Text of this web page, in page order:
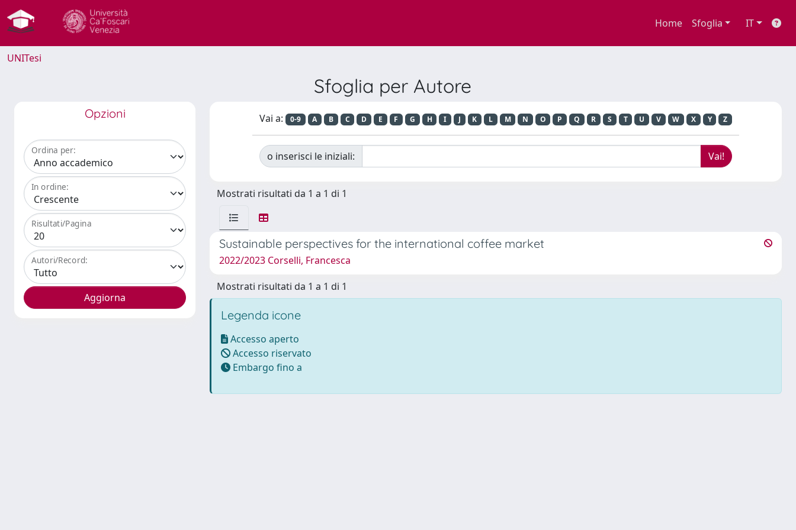
Home Sfoglia IT
UNITesi
Sfoglia per Autore
Opzioni
Ordina per:
In ordine:
Risultati/Pagina
Autori/Record:
Vai a: 0-9 A B C D E F G H I J K L M N O P Q R S T U V W X Y Z
o inserisci le iniziali:
Mostrati risultati da 1 a 1 di 1
Sustainable perspectives for the international coffee market
2022/2023 Corselli, Francesca
Mostrati risultati da 1 a 1 di 1
Legenda icone
Accesso aperto
Accesso riservato
Embargo fino a